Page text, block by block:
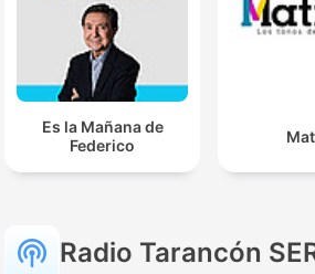
Es la Mañana de
Federico
Radio Tarancón